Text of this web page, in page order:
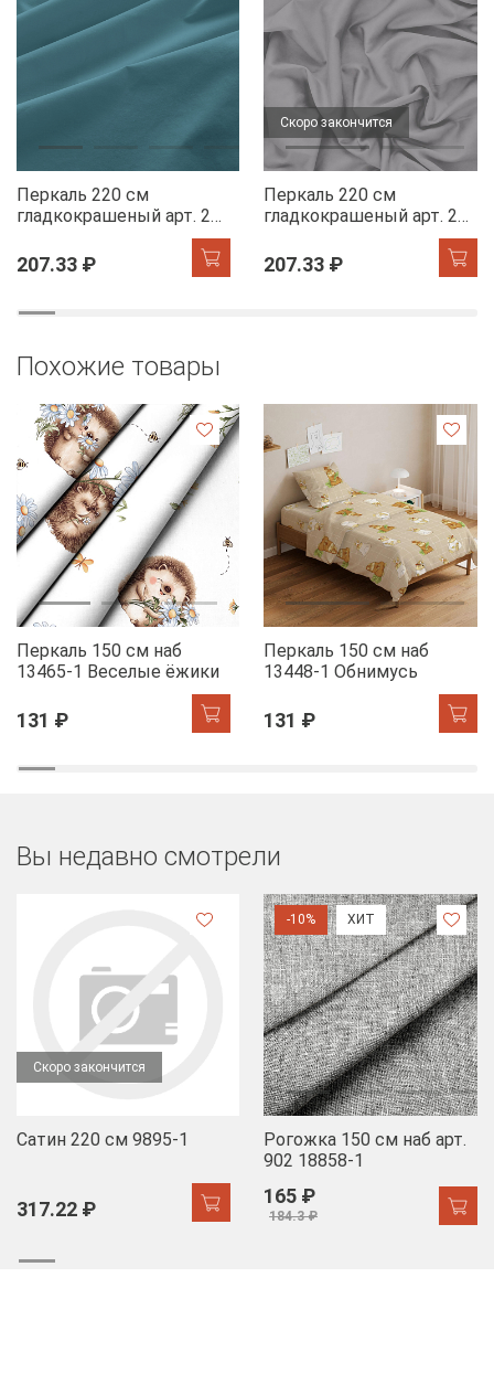
Перкаль 220 см
гладкокрашеный арт. 239
207.33 ₽
Скоро закончится
Перкаль 220 см
гладкокрашеный арт. 239
86063-13 серый сплав
АК
207.33 ₽
Похожие товары
Перкаль 150 см наб
13465-1 Веселые ёжики
131 ₽
Перкаль 150 см наб
13448-1 Обнимусь
131 ₽
Вы недавно смотрели
Скоро закончится
Сатин 220 см 9895-1
317.22 ₽
-10% ХИТ
Рогожка 150 см наб арт.
902 18858-1
165 ₽
184.3 ₽